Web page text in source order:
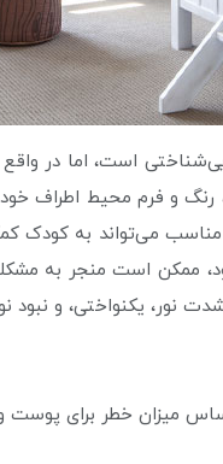
است، اما در
و فرم محیط اطراف خود
می‌تواند به کودک
ممکن است منجر به
یکنواختی، و نبود
اساس میزان خطر برای